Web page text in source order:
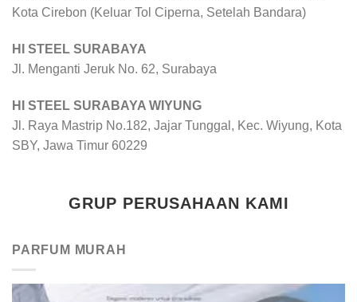
Kota Cirebon (Keluar Tol Ciperna, Setelah Bandara)
HI STEEL SURABAYA
Jl. Menganti Jeruk No. 62, Surabaya
HI STEEL SURABAYA WIYUNG
Jl. Raya Mastrip No.182, Jajar Tunggal, Kec. Wiyung, Kota
SBY, Jawa Timur 60229
GRUP PERUSAHAAN KAMI
PARFUM MURAH